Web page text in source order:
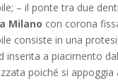
– il ponte tra due
Milano con corona
consiste in una
inserita a piacimento dal
poiché si appoggia